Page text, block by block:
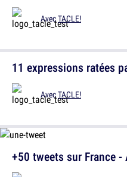
AvecTACLE!
+50 tweets sur France -
11 expressions ratées
AvecTACLE!